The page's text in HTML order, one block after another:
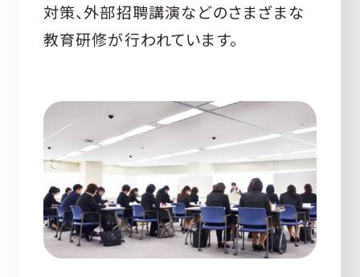
病院・クリニック
介護老人保健施設
訪問看護ステーション
対策、外部招聘講演などのさまざまな
教育研修が行われています。